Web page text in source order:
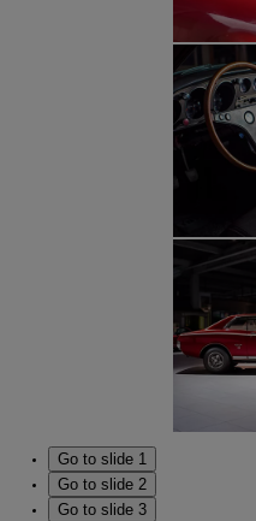
Go to slide 1
Go to slide 2
Go to slide 3